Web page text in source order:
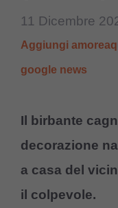
11 Dicembre
Aggiungi
google news
Il birbante
decorazione
a casa del
il colpevole.